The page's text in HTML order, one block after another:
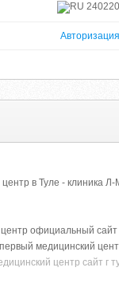
240220
Авторизация
в Туле - клиника
официальный
первый медицинский
центр сайт г